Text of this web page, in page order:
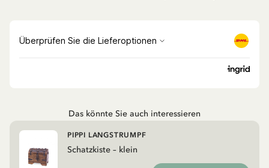
Das könnte Sie auch interessieren
Schatzkiste – klein
PIPPI LANGSTRUMPF